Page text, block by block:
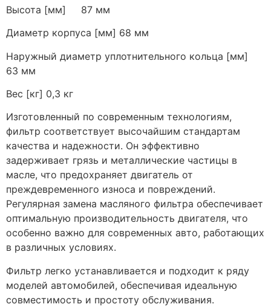
Высота [мм] 87 мм
Диаметр корпуса [мм] 68 мм
Наружный диаметр уплотнительного кольца [мм]
63 мм
Вес [кг] 0,3 кг
Изготовленный по современным технологиям,
фильтр соответствует высочайшим стандартам
качества и надежности. Он эффективно
задерживает грязь и металлические частицы в
масле, что предохраняет двигатель от
преждевременного износа и повреждений.
Регулярная замена масляного фильтра обеспечивает
оптимальную производительность двигателя, что
особенно важно для современных авто, работающих
в различных условиях.
Фильтр легко устанавливается и подходит к ряду
моделей автомобилей, обеспечивая идеальную
совместимость и простоту обслуживания.